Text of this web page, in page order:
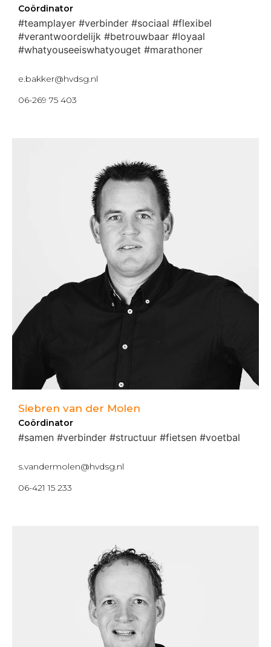
Coördinator
#teamplayer #verbinder #sociaal #flexibel
#verantwoordelijk #betrouwbaar #loyaal
#whatyouseeiswhatyouget #marathoner
e.bakker@hvdsg.nl
06-269 75 403
Siebren van der Molen
Coördinator
#samen #verbinder #structuur #fietsen #voetbal
s.vandermolen@hvdsg.nl
06-421 15 233